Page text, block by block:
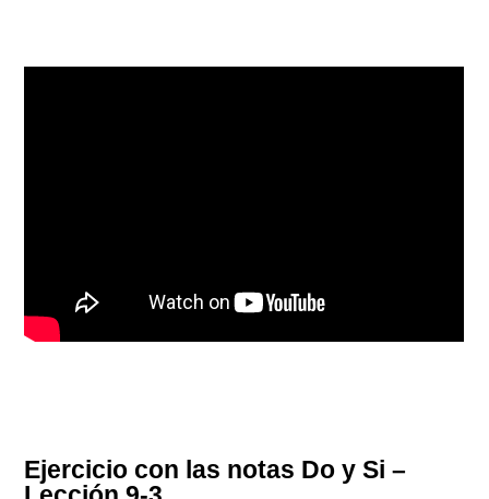
Ejercicio con las notas Do y Si –